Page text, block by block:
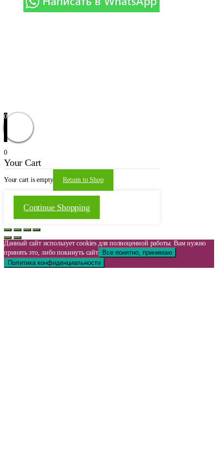
0
0
Your Cart
Your cart is empty Return to Shop
Continue Shopping
Данный сайт использует cookies для полноценной работы. Вам нужно
принять это, либо покинуть сайт
Все понятно, принимаю
Политика конфиденциальности